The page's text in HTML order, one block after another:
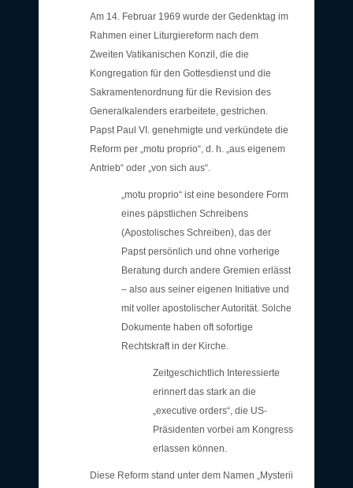
Am 14. Februar 1969 wurde der Gedenktag im
Rahmen einer Liturgiereform nach dem
Zweiten Vatikanischen Konzil, die die
Kongregation für den Gottesdienst und die
Sakramentenordnung für die Revision des
Generalkalenders erarbeitete, gestrichen.
Papst Paul VI. genehmigte und verkündete die
Reform per „motu proprio“, d. h. „aus eigenem
Antrieb“ oder „von sich aus“.
„motu proprio“ ist eine besondere Form
eines päpstlichen Schreibens
(Apostolisches Schreiben), das der
Papst persönlich und ohne vorherige
Beratung durch andere Gremien erlässt
– also aus seiner eigenen Initiative und
mit voller apostolischer Autorität. Solche
Dokumente haben oft sofortige
Rechtskraft in der Kirche.
Zeitgeschichtlich Interessierte
erinnert das stark an die
„executive orders“, die US-
Präsidenten vorbei am Kongress
erlassen können.
Diese Reform stand unter dem Namen „Mysterii